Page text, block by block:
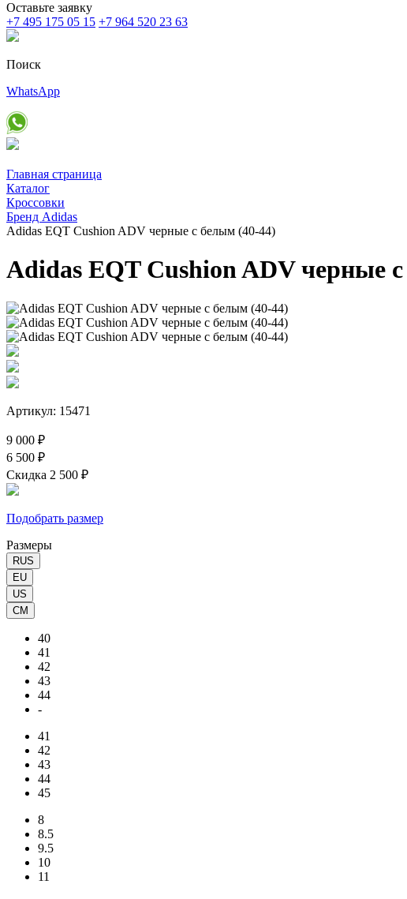
Оставьте заявку
+7 495 175 05 15 +7 964 520 23 63
Поиск
WhatsApp
Главная страница
Каталог
Кроссовки
Бренд Adidas
Adidas EQT Cushion ADV черные с белым (40-44)
Adidas EQT Cushion ADV черные
Артикул: 15471
9 000 ₽
6 500 ₽
Скидка 2 500 ₽
Подобрать размер
Размеры
RUS
EU
US
CM
40
41
42
43
44
-
41
42
43
44
45
8
8.5
9.5
10
11